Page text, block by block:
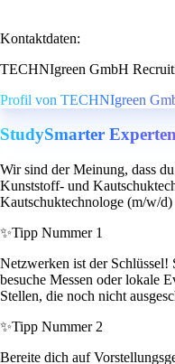
Kontaktdaten:
TECHNIgreen GmbH
Profil von TECHNIgreen
StudySmarter
Wir sind der Meinung, dass
Kunststoff- und
Kautschuktechnologe (m/w/
✨Tipp Nummer 1
Netzwerken ist der Schlüssel!
besuche Messen oder lokale
Stellen, die noch nicht
✨Tipp Nummer 2
Bereite dich auf